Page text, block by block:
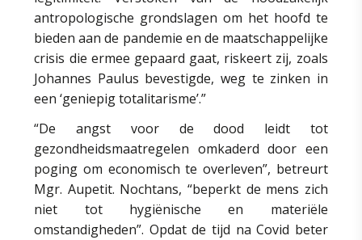
antropologische grondslagen om het hoofd te
bieden aan de pandemie en de maatschappelijke
crisis die ermee gepaard gaat, riskeert zij, zoals
Johannes Paulus bevestigde, weg te zinken in
een ‘geniepig totalitarisme’.”
“De angst voor de dood leidt tot
gezondheidsmaatregelen omkaderd door een
poging om economisch te overleven”, betreurt
Mgr. Aupetit. Nochtans, “beperkt de mens zich
niet tot hygiënische en materiële
omstandigheden”. Opdat de tijd na Covid beter